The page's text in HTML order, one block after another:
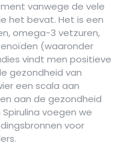
vanwege de vele
het bevat. Het is een
omega-3 vetzuren,
(waaronder
vindt men positieve
gezondheid van
een scala aan
aan de gezondheid
voegen we
voor